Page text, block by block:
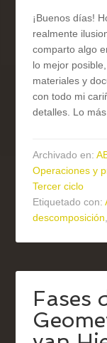
¡Buenos días!
realmente
comparto algo
lo mejor
materiales y
con todo mi
detalles. Lo
Archivado en:
Operaciones y
Tercer ciclo
Etiquetado con:
descomposición
Fases